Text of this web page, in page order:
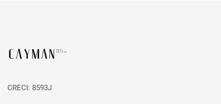
Página inicial
CRECI: 8593J